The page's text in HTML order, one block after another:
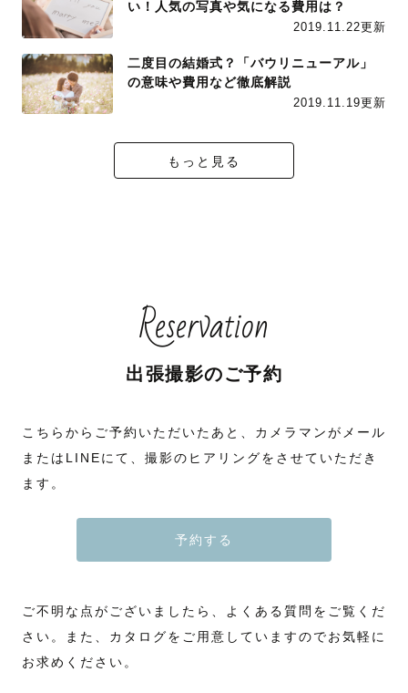
い！人気の写真や気になる費用は？
2019.11.22更新
二度目の結婚式？「バウリニューアル」
の意味や費用など徹底解説
2019.11.19更新
もっと見る
Reservation
出張撮影のご予約
こちらからご予約いただいたあと、カメラマンがメール
またはLINEにて、撮影のヒアリングをさせていただき
ます。
予約する
ご不明な点がございましたら、よくある質問をご覧くだ
さい。また、カタログをご用意していますのでお気軽に
お求めください。